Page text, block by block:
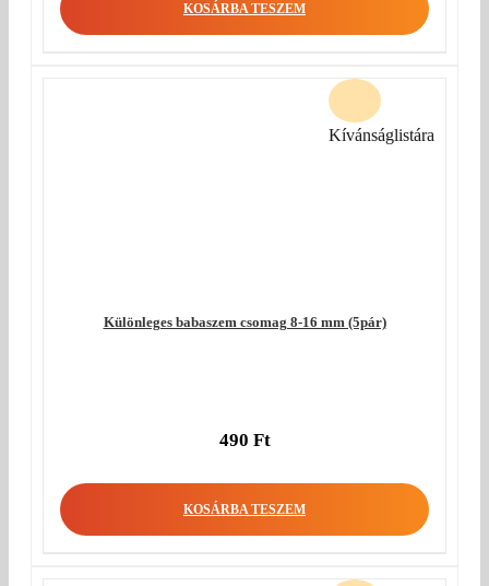
KOSÁRBA TESZEM
Különleges babaszem csomag 8-16 mm (5pár)
490 Ft
KOSÁRBA TESZEM
Kívánságlistára